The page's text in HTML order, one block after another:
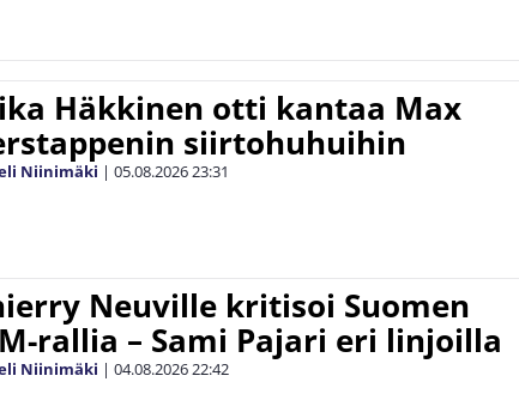
Häkkinen otti kantaa Max
siirtohuhuihin
Niinimäki | 05.08.202623:31
Neuville kritisoi Suomen
rallia – Sami Pajari eri linjoilla
Niinimäki | 04.08.202622:42